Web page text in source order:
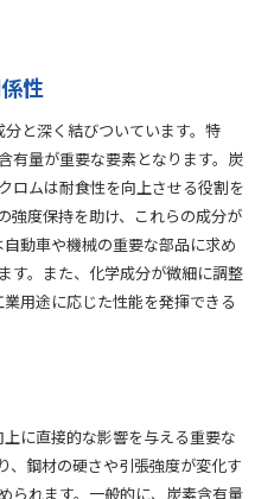
性
と深く結びついています。特
有量が重要な要素となります。炭
ロムは耐食性を向上させる役割を
強度保持を助け、これらの成分が
動車や機械の重要な部品に求め
す。また、化学成分が微細に調整
用途に応じた性能を発揮できる
に直接的な影響を与える重要な
、鋼材の硬さや引張強度が変化す